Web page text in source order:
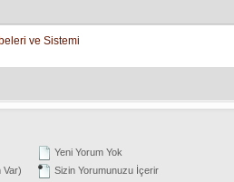
ve Sistemi
üzerinden 0 Oy - Toplam Ortalama 0 Oy
Var)
Yeni Yorum Yok
Sizin Yorumunuzu İçerir